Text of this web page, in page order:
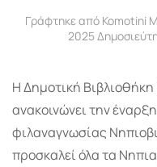
Γράφτηκε από Komotini
2025
Η Δημοτική
ανακοινώνει την
φιλαναγνωσίας
προσκαλεί όλα τα